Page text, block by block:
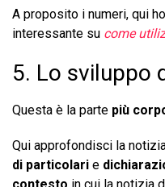
A proposito i numeri, qui
interessante su come
5. Lo sviluppo
Questa è la parte più
Qui approfondisci la
di particolari e